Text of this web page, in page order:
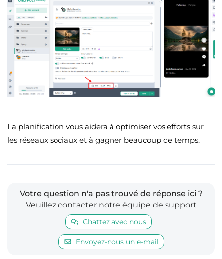
La planification vous aidera à optimiser vos efforts sur
les réseaux sociaux et à gagner beaucoup de temps.
Votre question n'a pas trouvé de réponse ici ?
Veuillez contacter notre équipe de support
Chattez avec nous
Envoyez-nous un e-mail